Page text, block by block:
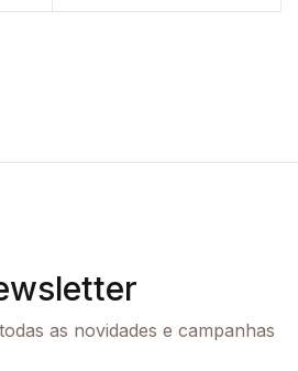
as novidades e campanhas